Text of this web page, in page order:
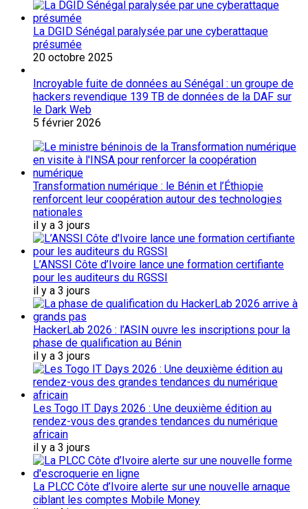
La DGID Sénégal paralysée par une cyberattaque
présumée
20 octobre 2025
Incroyable fuite de données au Sénégal : un groupe de
hackers revendique 139 TB de données de la DAF sur
le Dark Web
5 février 2026
Transformation numérique : le Bénin et l’Éthiopie
renforcent leur coopération autour des technologies
nationales
il y a 3 jours
L’ANSSI Côte d’Ivoire lance une formation certifiante
pour les auditeurs du RGSSI
il y a 3 jours
HackerLab 2026 : l’ASIN ouvre les inscriptions pour la
phase de qualification au Bénin
il y a 3 jours
Les Togo IT Days 2026 : Une deuxième édition au
rendez-vous des grandes tendances du numérique
africain
il y a 3 jours
La PLCC Côte d’Ivoire alerte sur une nouvelle arnaque
ciblant les comptes Mobile Money